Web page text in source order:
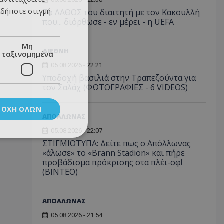
Το ΛΑΘΟΣ του διαιτητή με τον Κακουλλή
που... διόρθωσε - εν μέρει - η UEFA
ΔΙΕΘΝΗ
05.08.2026 - 22:21
Υποδοχή βασιλιά στην Τραπεζούντα για
τον Σαλάχ (ΦΩΤΟΓΡΑΦΙΕΣ - 6 VIDEOS)
ΑΠΟΛΛΩΝΑΣ
05.08.2026 - 22:07
ΣΤΙΓΜΙΟΤΥΠΑ: Δείτε πως ο Απόλλωνας
«άλωσε» το «Brann Stadion» και πήρε
προβάδισμα πρόκρισης στα πλέι-οφ!
(ΒΙΝΤΕΟ)
ΑΠΟΛΛΩΝΑΣ
05.08.2026 - 21:54
στιγμή
Μη
ταξινομημένα
ΌΛΩΝ